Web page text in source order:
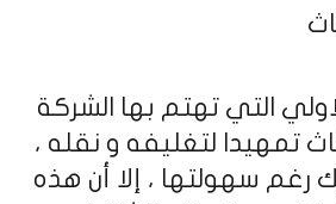
التي تهتم بها الشركة
تمهيدا لتغليفه و نقله ،
رغم سهولتها ، إلا أن هذه